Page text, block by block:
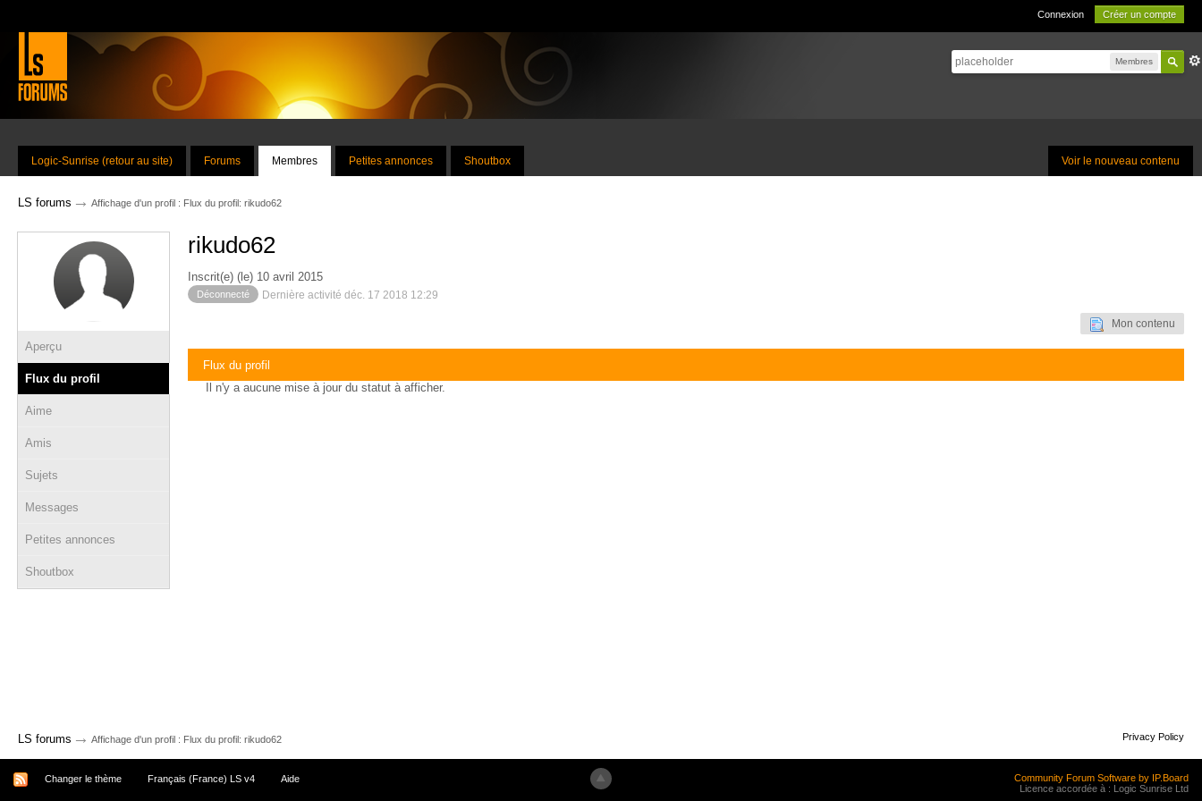
Connexion Créer un compte
Membres
Voir le nouveau contenu
Logic-Sunrise (retour au site) Forums Membres Petites annonces Shoutbox
LS forums → Affichage d'un profil : Flux du profil: rikudo62
Aperçu
Flux du profil
Aime
Amis
Sujets
Messages
Petites annonces
Shoutbox
rikudo62
Inscrit(e) (le) 10 avril 2015
Déconnecté Dernière activité déc. 17 2018 12:29
Mon contenu
Flux du profil
Il n'y a aucune mise à jour du statut à afficher.
LS forums → Affichage d'un profil : Flux du profil: rikudo62 Privacy Policy
Changer le thème Français (France) LS v4 Aide
Community Forum Software by IP.Board
Licence accordée à : Logic Sunrise Ltd